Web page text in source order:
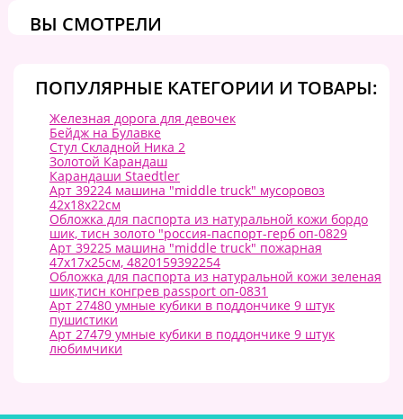
ВЫ СМОТРЕЛИ
ПОПУЛЯРНЫЕ КАТЕГОРИИ И ТОВАРЫ:
Железная дорога для девочек
Бейдж на Булавке
Стул Складной Ника 2
Золотой Карандаш
Карандаши Staedtler
Арт 39224 машина "middle truck" мусоровоз
42х18х22см
Обложка для паспорта из натуральной кожи бордо
шик, тисн золото "россия-паспорт-герб оп-0829
Арт 39225 машина "middle truck" пожарная
47х17х25см, 4820159392254
Обложка для паспорта из натуральной кожи зеленая
шик,тисн конгрев passport оп-0831
Арт 27480 умные кубики в поддончике 9 штук
пушистики
Арт 27479 умные кубики в поддончике 9 штук
любимчики